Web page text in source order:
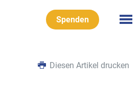
Spenden
Diesen Artikel drucken